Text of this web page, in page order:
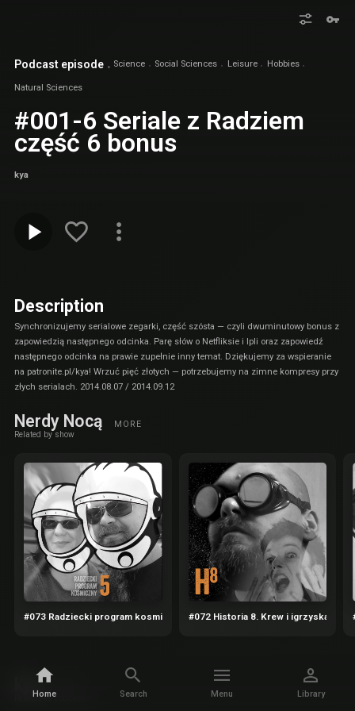
Home Search Menu Library
Podcast episode Science Social Sciences Leisure Hobbies
Natural Sciences
#001-6 Seriale z Radziem
część 6 bonus
kya
Description
Synchronizujemy serialowe zegarki, część szósta — czyli dwuminutowy bonus z
zapowiedzią następnego odcinka. Parę słów o Netfliksie i Ipli oraz zapowiedź
następnego odcinka na prawie zupełnie inny temat. Dziękujemy za wspieranie
na patronite.pl/kya! Wrzuć pięć złotych — potrzebujemy na zimne kompresy przy
złych serialach. 2014.08.07 / 2014.09.12
Nerdy Nocą MORE
Related by show
#073 Radziecki program kosmiczny 5. Chatka w kosmosie
#072 Historia 8. Krew i igrzyska
kya
Related by podcaster